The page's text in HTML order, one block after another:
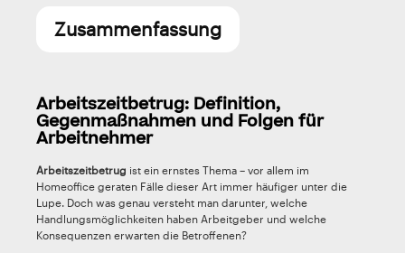
Zusammenfassung
Arbeitszeitbetrug: Definition,
Gegenmaßnahmen und Folgen für
Arbeitnehmer
Arbeitszeitbetrug ist ein ernstes Thema – vor allem im
Homeoffice geraten Fälle dieser Art immer häufiger unter die
Lupe. Doch was genau versteht man darunter, welche
Handlungsmöglichkeiten haben Arbeitgeber und welche
Konsequenzen erwarten die Betroffenen?